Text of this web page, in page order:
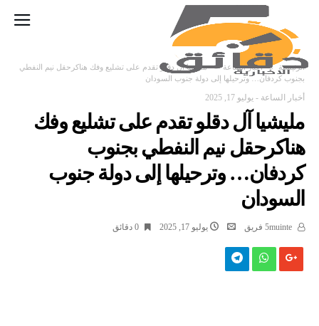
‫الرئيسية‬ أخبار الساعة
مليشيا آل دقلو تقدم على تشليع وفك هناكرحقل نيم النفطي
بجنوب كردفان… وترحيلها إلى دولة جنوب السودان
أخبار الساعة - يوليو 17, 2025
مليشيا آل دقلو تقدم على تشليع وفك
هناكرحقل نيم النفطي بجنوب
كردفان… وترحيلها إلى دولة جنوب
السودان
يوليو 17, 2025 0 ‫دقائق‬